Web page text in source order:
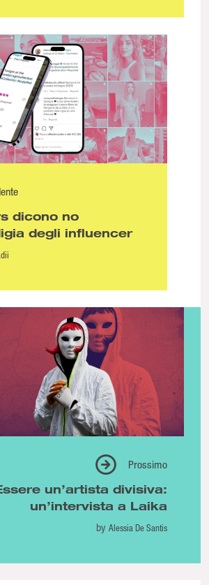
dicono no
degli influencer
Prossimo
un’artista divisiva:
un’intervista a Laika
by Alessia De Santis